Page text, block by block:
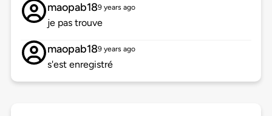
maopab189 years ago
je pas trouve
maopab189 years ago
s'est enregistré